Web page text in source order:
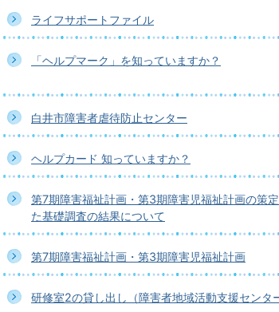
ライフサポートファイル
「ヘルプマーク」を知っていますか？
白井市障害者虐待防止センター
ヘルプカード 知っていますか？
第7期障害福祉計画・第3期障害児福祉計画の策
た基礎調査の結果について
第7期障害福祉計画・第3期障害児福祉計画
研修室2の貸し出し（障害者地域活動支援センタ